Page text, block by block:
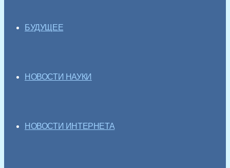
БУДУЩЕЕ
НОВОСТИ НАУКИ
НОВОСТИ ИНТЕРНЕТА